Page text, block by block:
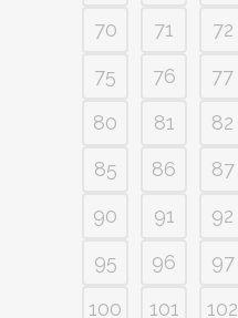
70
71 72
75
76 77
80
81 82
85
86 87
90
91 92
95
96 97
100
101 102